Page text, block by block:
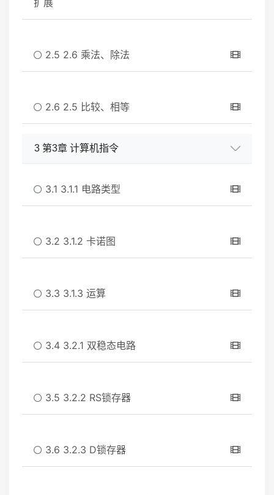
2.5 2.6 乘法、除法
2.6 2.5 比较、相等
3 第3章 计算机指令
3.1 3.1.1 电路类型
3.2 3.1.2 卡诺图
3.3 3.1.3 运算
3.4 3.2.1 双稳态电路
3.5 3.2.2 RS锁存器
3.6 3.2.3 D锁存器